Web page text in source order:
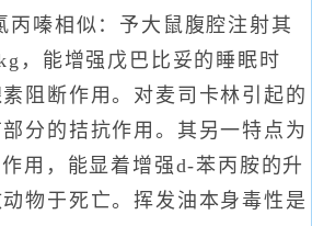
丙嗪相似：予大鼠腹腔注射其
，能增强戊巴比妥的睡眠时
阻断作用。对麦司卡林引起的
分的拮抗作用。其另一特点为
用，能显着增强d-苯丙胺的升
物于死亡。挥发油本身毒性是